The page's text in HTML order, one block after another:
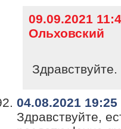
09.09.2021
Ольховский
04.08.2021 19:25
Здравствуйте,